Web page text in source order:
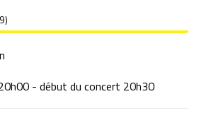
- début du concert 20h30